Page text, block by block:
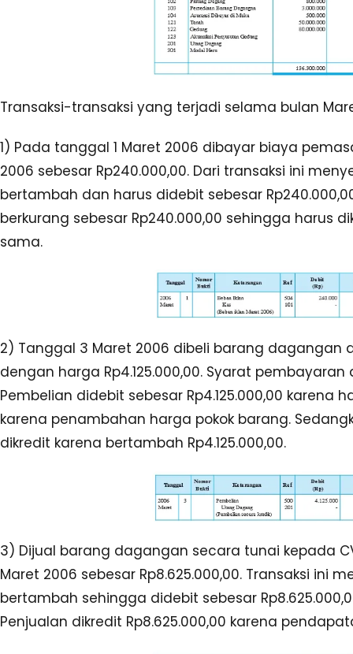
Transaksi-transaksi yang terjadi selama bulan
1) Pada tanggal 1 Maret 2006 dibayar biaya
2006 sebesar Rp240.000,00. Dari transaksi ini
bertambah dan harus didebit sebesar
berkurang sebesar Rp240.000,00 sehingga harus
sama.
2) Tanggal 3 Maret 2006 dibeli barang dagangan
dengan harga Rp4.125.000,00. Syarat pembayaran
Pembelian didebit sebesar Rp4.125.000,00 karena
karena penambahan harga pokok barang.
dikredit karena bertambah Rp4.125.000,00.
3) Dijual barang dagangan secara tunai kepada
Maret 2006 sebesar Rp8.625.000,00. Transaksi ini
bertambah sehingga didebit sebesar
Penjualan dikredit Rp8.625.000,00 karena